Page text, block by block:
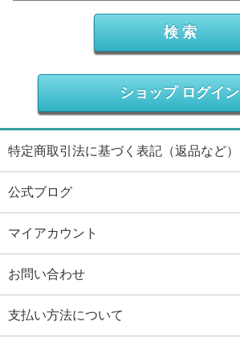
ショップ ログイン
特定商取引法に基づく表記（返品など）
公式ブログ
マイアカウント
お問い合わせ
支払い方法について